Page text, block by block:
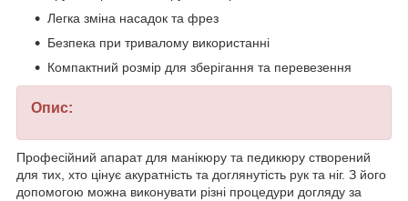
Легка зміна насадок та фрез
Безпека при тривалому використанні
Компактний розмір для зберігання та перевезення
Опис:
Професійний апарат для манікюру та педикюру створений
для тих, хто цінує акуратність та доглянутість рук та ніг. З його
допомогою можна виконувати різні процедури догляду за